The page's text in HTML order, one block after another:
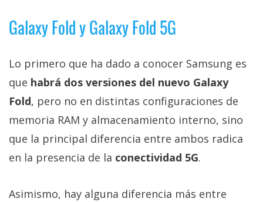
Galaxy Fold y Galaxy Fold 5G
Lo primero que ha dado a conocer Samsung es
que habrá dos versiones del nuevo Galaxy
Fold, pero no en distintas configuraciones de
memoria RAM y almacenamiento interno, sino
que la principal diferencia entre ambos radica
en la presencia de la conectividad 5G.
Asimismo, hay alguna diferencia más entre